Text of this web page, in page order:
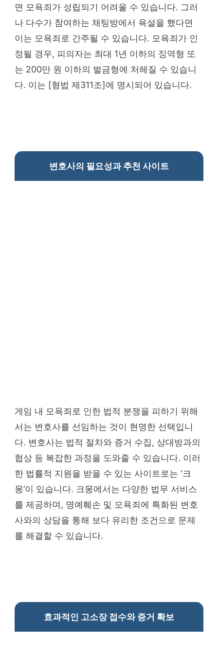
면 모욕죄가 성립되기 어려울 수 있습니다. 그러
나 다수가 참여하는 채팅방에서 욕설을 했다면
이는 모욕죄로 간주될 수 있습니다. 모욕죄가 인
정될 경우, 피의자는 최대 1년 이하의 징역형 또
는 200만 원 이하의 벌금형에 처해질 수 있습니
다. 이는 [형법 제311조]에 명시되어 있습니다.
변호사의 필요성과 추천 사이트
게임 내 모욕죄로 인한 법적 분쟁을 피하기 위해
서는 변호사를 선임하는 것이 현명한 선택입니
다. 변호사는 법적 절차와 증거 수집, 상대방과의
협상 등 복잡한 과정을 도와줄 수 있습니다. 이러
한 법률적 지원을 받을 수 있는 사이트로는 ‘크
몽’이 있습니다. 크몽에서는 다양한 법무 서비스
를 제공하며, 명예훼손 및 모욕죄에 특화된 변호
사와의 상담을 통해 보다 유리한 조건으로 문제
를 해결할 수 있습니다.
효과적인 고소장 접수와 증거 확보